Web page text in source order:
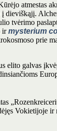
atmestas
į dieviškąjį.
tvėrimo
irmysterium
prie
galvas
Vokietijoje